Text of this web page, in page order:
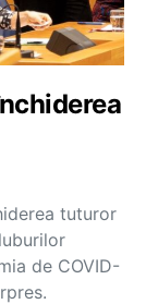
tuturor
de COVID-